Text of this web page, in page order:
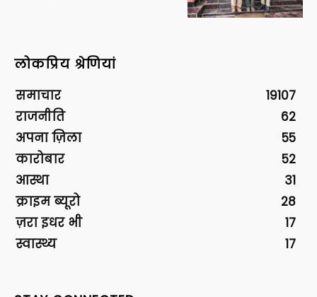
लोकप्रिय श्रेणियां
समाचार
19107
राजनीति
62
अपना ज़िला
55
कारोबार
52
आस्था
31
क्राइम ब्यूरो
28
ज़रा इधर भी
17
स्वास्थ्य
17